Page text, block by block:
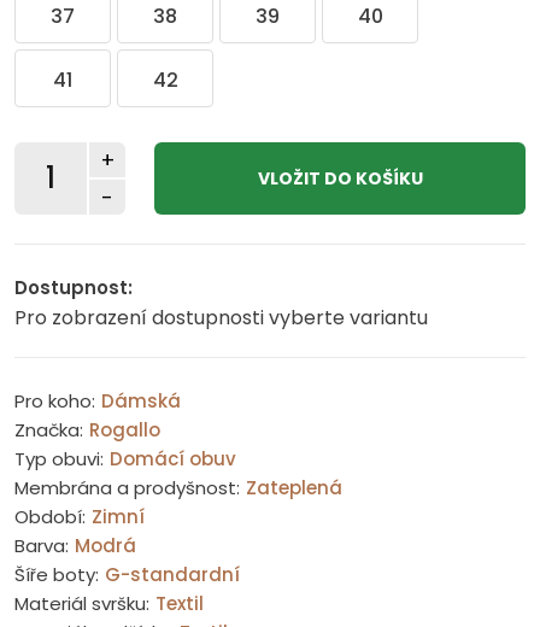
37 38 39 40
41 42
-
+
Dostupnost:
Pro zobrazení dostupnosti vyberte variantu
Pro koho: Dámská
Značka: Rogallo
Typ obuvi: Domácí obuv
Membrána a prodyšnost: Zateplená
Období: Zimní
Barva: Modrá
Šíře boty: G-standardní
Materiál svršku: Textil